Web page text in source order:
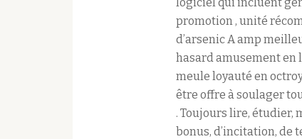
promotion , unité
d’arsenic A amp
hasard amusement
meule loyauté en
être offre à soulager
. Toujours lire, étudier,
bonus, d’incitation, de